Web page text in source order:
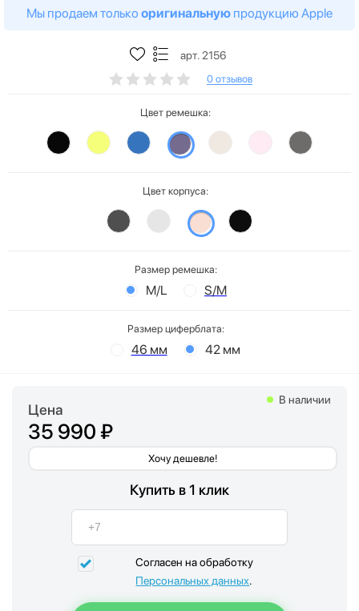
Мы продаем только оригинальную продукцию Apple
арт. 2156
0 отзывов
Цвет ремешка:
Цвет корпуса:
Размер ремешка:
M/L S/M
Размер циферблата:
46 мм 42 мм
Цена
35 990 ₽
Хочу дешевле!
В наличии
Купить в 1 клик
Согласен на обработку
Персональных данных.